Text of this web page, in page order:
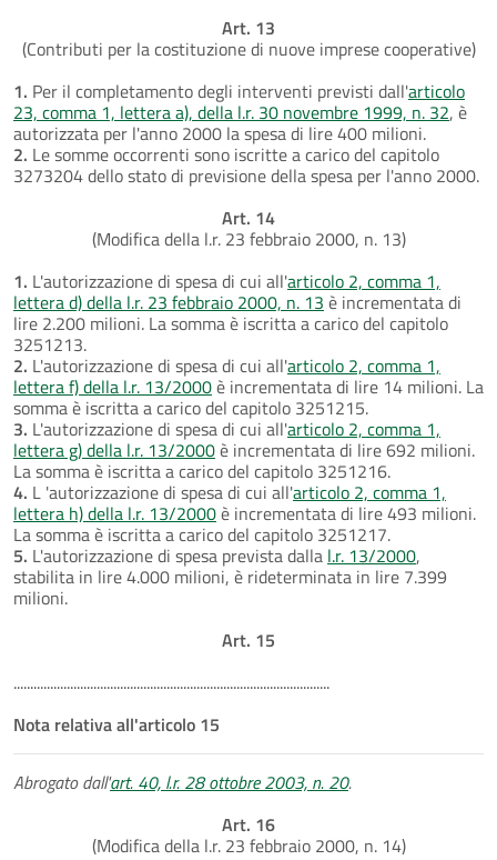
Art. 13
(Contributi per la costituzione di nuove imprese cooperative)
1. Per il completamento degli interventi previsti dall'articolo
23, comma 1, lettera a), della l.r. 30 novembre 1999, n. 32, è
autorizzata per l'anno 2000 la spesa di lire 400 milioni.
2. Le somme occorrenti sono iscritte a carico del capitolo
3273204 dello stato di previsione della spesa per l'anno 2000.
Art. 14
(Modifica della l.r. 23 febbraio 2000, n. 13)
1. L'autorizzazione di spesa di cui all'articolo 2, comma 1,
lettera d) della l.r. 23 febbraio 2000, n. 13 è incrementata di
lire 2.200 milioni. La somma è iscritta a carico del capitolo
3251213.
2. L'autorizzazione di spesa di cui all'articolo 2, comma 1,
lettera f) della l.r. 13/2000è incrementata di lire 14 milioni. La
somma è iscritta a carico del capitolo 3251215.
3. L'autorizzazione di spesa di cui all'articolo 2, comma 1,
lettera g) della l.r. 13/2000è incrementata di lire 692 milioni.
La somma è iscritta a carico del capitolo 3251216.
4. L 'autorizzazione di spesa di cui all'articolo 2, comma 1,
lettera h) della l.r. 13/2000è incrementata di lire 493 milioni.
La somma è iscritta a carico del capitolo 3251217.
5. L'autorizzazione di spesa prevista dalla l.r. 13/2000,
stabilita in lire 4.000 milioni, è rideterminata in lire 7.399
milioni.
Art. 15
...............................................................................................
Nota relativa all'articolo 15
Abrogato dall'art. 40, l.r. 28 ottobre 2003, n. 20.
Art. 16
(Modifica della l.r. 23 febbraio 2000, n. 14)